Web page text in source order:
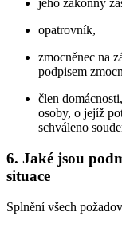
jeho zákonný
opatrovník,
zmocněnec na
podpisem
člen
osoby, o jejíž
schváleno
6. Jaké jsou
situace
Splnění všech